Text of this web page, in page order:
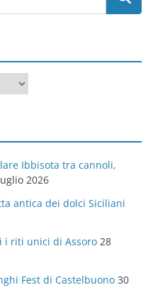
Ibbisota tra cannoli,
2026
antica dei dolci Siciliani
i riti unici di Assoro 28
Fest di Castelbuono 30